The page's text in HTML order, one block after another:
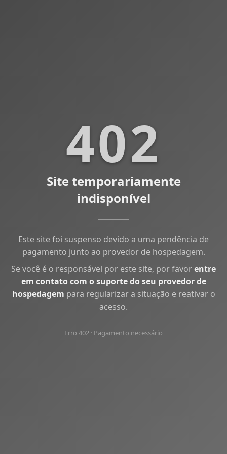
402
Site temporariamente
indisponível
Este site foi suspenso devido a uma pendência de
pagamento junto ao provedor de hospedagem.
Se você é o responsável por este site, por favorentre
em contato com o suporte do seu provedor de
hospedagem para regularizar a situação e reativar o
acesso.
Erro 402 · Pagamento necessário